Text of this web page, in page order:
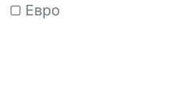
Евро